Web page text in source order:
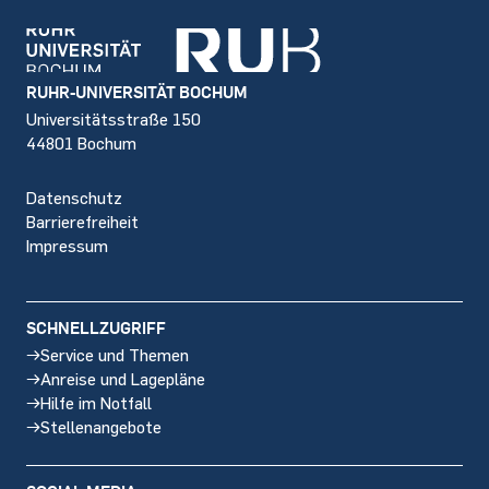
Footer
RUHR-UNIVERSITÄT BOCHUM
Universitätsstraße 150
44801 Bochum
Datenschutz
Barrierefreiheit
Impressum
SCHNELLZUGRIFF
Service und Themen
Anreise und Lagepläne
Hilfe im Notfall
Stellenangebote